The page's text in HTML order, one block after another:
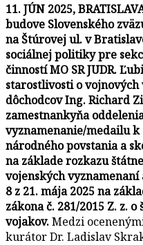
11. JÚN 2025,
budove Slovenského
na Štúrovej ul. v
sociálnej politiky pre
činností MO SR JUDR.
starostlivosti o
dôchodcov Ing. Richard
zamestnankyňa
vyznamenanie/medailu k
národného povstania a
na základe rozkazu
vojenských
8 z 21. mája 2025 na
zákona č. 281/2015 Z. z.
vojakov.Medzi
kurátor Dr. Ladislav